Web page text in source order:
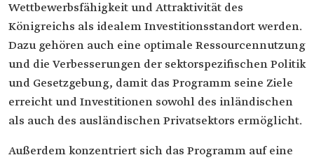
Wettbewerbsfähigkeit und Attraktivität des
Königreichs als idealem Investitionsstandort werden.
Dazu gehören auch eine optimale Ressourcennutzung
und die Verbesserungen der sektorspezifischen Politik
und Gesetzgebung, damit das Programm seine Ziele
erreicht und Investitionen sowohl des inländischen
als auch des ausländischen Privatsektors ermöglicht.
Außerdem konzentriert sich das Programm auf eine